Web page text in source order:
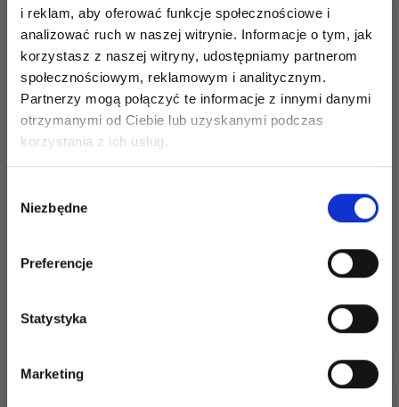
i reklam, aby oferować funkcje społecznościowe i
analizować ruch w naszej witrynie. Informacje o tym, jak
korzystasz z naszej witryny, udostępniamy partnerom
społecznościowym, reklamowym i analitycznym.
Partnerzy mogą połączyć te informacje z innymi danymi
otrzymanymi od Ciebie lub uzyskanymi podczas
korzystania z ich usług.
zgody
Niezbędne
Preferencje
Statystyka
Marketing
KALENDARZ
ADWENTOWY PONY
188,00 zł
Dodaj do koszyka
PONY PERFECT
WYMIENNE
10,00 MM)
35,65 zł
Zobacz wszystkie
Oszczędź nawet do 50%
miłośników włóczek i uzyskaj wyłączny
dostęp do inspirujących wzorów na druty i